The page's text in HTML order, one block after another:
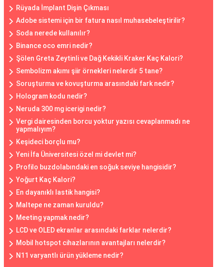
Rüyada İmplant Dişin Çıkması
Adobe sistemi için bir fatura nasıl muhasebeleştirilir?
Soda nerede kullanılır?
Binance oco emri nedir?
Şölen Greta Zeytinli ve Dağ Kekikli Kraker Kaç Kalori?
Sembolizm akımı şiir örnekleri nelerdir 5 tane?
Soruşturma ve kovuşturma arasındaki fark nedir?
Hologram kodu nedir?
Neruda 300 mg icerigi nedir?
Vergi dairesinden borcu yoktur yazısı cevaplanmadı ne
yapmalıyım?
Keşideci borçlu mu?
Yeni İfa Üniversitesi özel mi devlet mi?
Profilo buzdolabındaki en soğuk seviye hangisidir?
Yoğurt Kaç Kalori?
En dayanıklı lastik hangisi?
Maltepe ne zaman kuruldu?
Meeting yapmak nedir?
LCD ve OLED ekranlar arasındaki farklar nelerdir?
Mobil hotspot cihazlarının avantajları nelerdir?
N11 varyantlı ürün yükleme nedir?